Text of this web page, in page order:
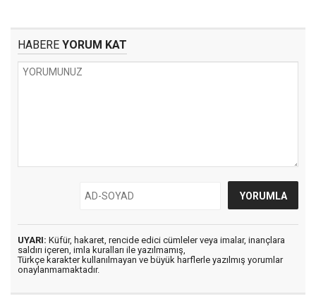
HABERE YORUM KAT
UYARI: Küfür, hakaret, rencide edici cümleler veya imalar, inançlara
saldırı içeren, imla kuralları ile yazılmamış,
Türkçe karakter kullanılmayan ve büyük harflerle yazılmış yorumlar
onaylanmamaktadır.